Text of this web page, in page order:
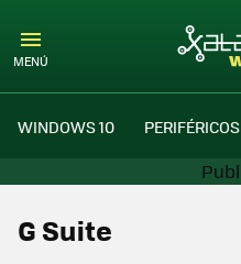
MENÚ
WINDOWS 10 PERIFÉRICOS
G Suite